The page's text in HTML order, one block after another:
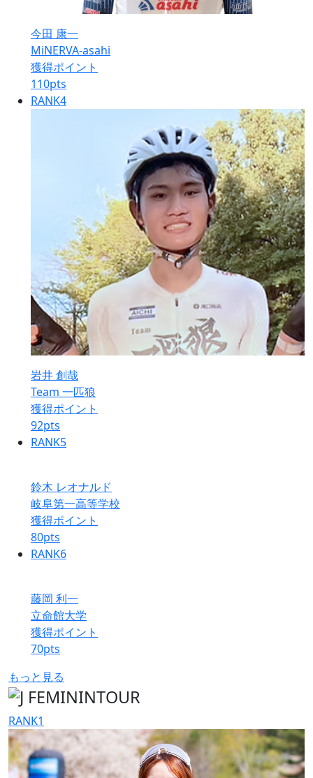
今田 康一
MiNERVA-asahi
獲得ポイント
110pts
RANK4
岩井 創哉
Team 一匹狼
獲得ポイント
92pts
RANK5
鈴木 レオナルド
岐阜第一高等学校
獲得ポイント
80pts
RANK6
藤岡 利一
立命館大学
獲得ポイント
70pts
もっと見る
RANK1